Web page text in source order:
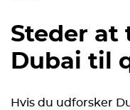
Steder at
Dubai til
Hvis du udforsker